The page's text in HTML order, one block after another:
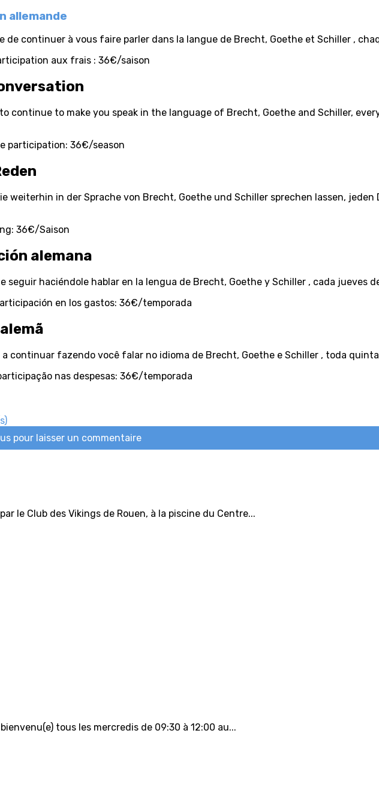
allemande
de continuer à vous faire parler dans la langue de Brecht, Goethe et Schiller ,
aux frais : 36€/saison
continue to make you speak in the language of Brecht, Goethe and Schiller,
participation: 36€/season
weiterhin in der Sprache von Brecht, Goethe und Schiller sprechen lassen, jeden
36€/Saison
alemana
seguir haciéndole hablar en la lengua de Brecht, Goethe y Schiller , cada jueves
en los gastos: 36€/temporada
continuar fazendo você falar no idioma de Brecht, Goethe e Schiller , toda
nas despesas: 36€/temporada
pour laisser un commentaire
le Club des Vikings de Rouen, à la piscine du Centre...
tous les mercredis de 09:30 à 12:00 au...